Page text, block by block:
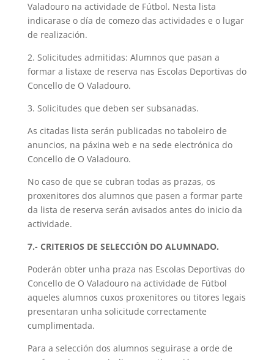
Valadouro na actividade de Fútbol. Nesta lista
indicarase o día de comezo das actividades e o lugar
de realización.
2. Solicitudes admitidas: Alumnos que pasan a
formar a listaxe de reserva nas Escolas Deportivas do
Concello de O Valadouro.
3. Solicitudes que deben ser subsanadas.
As citadas lista serán publicadas no taboleiro de
anuncios, na páxina web e na sede electrónica do
Concello de O Valadouro.
No caso de que se cubran todas as prazas, os
proxenitores dos alumnos que pasen a formar parte
da lista de reserva serán avisados antes do inicio da
actividade.
7.- CRITERIOS DE SELECCIÓN DO ALUMNADO.
Poderán obter unha praza nas Escolas Deportivas do
Concello de O Valadouro na actividade de Fútbol
aqueles alumnos cuxos proxenitores ou titores legais
presentaran unha solicitude correctamente
cumplimentada.
Para a selección dos alumnos seguirase a orde de